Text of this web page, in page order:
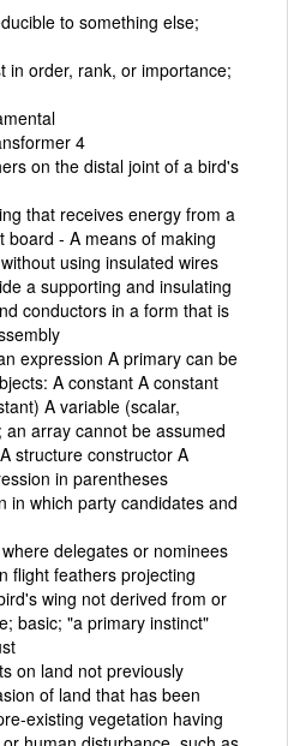
to something else;
in order, rank, or importance;
4
on the distal joint of a bird's
that receives energy from a
board - A means of making
using insulated wires
a supporting and insulating
conductors in a form that is
expression A primary can be
A constant A constant
A variable (scalar,
array cannot be assumed
structure constructor A
in parentheses
in which party candidates and
delegates or nominees
flight feathers projecting
wing not derived from or
basic; "a primary instinct"
on land not previously
of land that has been
existing vegetation having